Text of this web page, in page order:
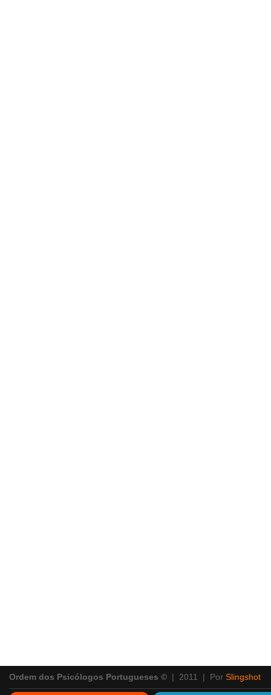
Ordem dos Psicólogos Portugueses © | 2011 | Por Slingshot